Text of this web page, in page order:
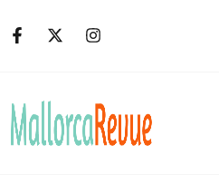
Zum
Inhalt